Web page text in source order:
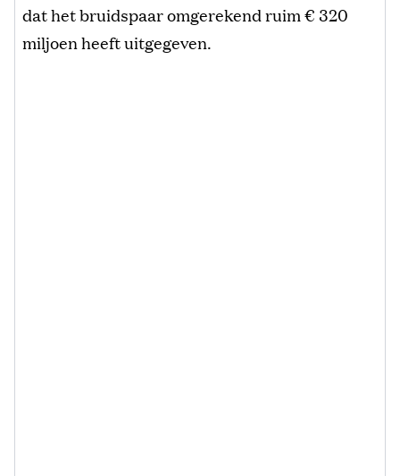
dat het bruidspaar omgerekend ruim € 320
miljoen heeft uitgegeven.